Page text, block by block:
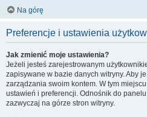
Na górę
Preferencje i ustawienia
Jak zmienić moje ustawienia?
Jeżeli jesteś zarejestrowanym
zapisywane w bazie danych witryny. Aby
zarządzania swoim kontem. W tym
ustawień i preferencji. Odnośnik do
zazwyczaj na górze stron witryny.